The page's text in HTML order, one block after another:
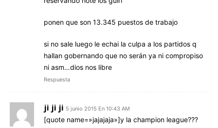
ponen que son 13.345 puestos de trabajo
si no sale luego le echai la culpa a los partidos q
hallan gobernando que no serán ya ni compropiso
ni asm…dios nos libre
Respuesta
ji ji ji 5 junio 2015 En 10:43 AM
[quote name=»jajajaja»]y la champion league???